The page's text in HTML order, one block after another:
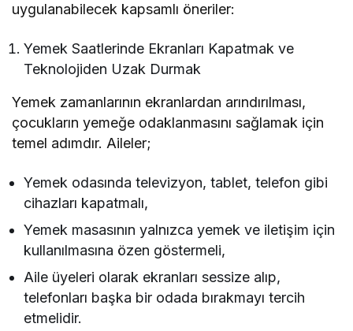
uygulanabilecek kapsamlı öneriler:
Yemek Saatlerinde Ekranları Kapatmak ve
Teknolojiden Uzak Durmak
Yemek zamanlarının ekranlardan arındırılması,
çocukların yemeğe odaklanmasını sağlamak için
temel adımdır. Aileler;
Yemek odasında televizyon, tablet, telefon gibi
cihazları kapatmalı,
Yemek masasının yalnızca yemek ve iletişim için
kullanılmasına özen göstermeli,
Aile üyeleri olarak ekranları sessize alıp,
telefonları başka bir odada bırakmayı tercih
etmelidir.